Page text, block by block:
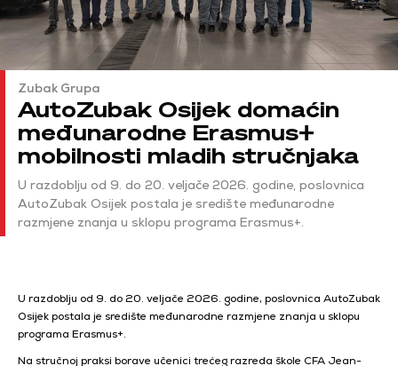
Zubak Grupa
AutoZubak Osijek domaćin
međunarodne Erasmus+
mobilnosti mladih stručnjaka
U razdoblju od 9. do 20. veljače 2026. godine, poslovnica
AutoZubak Osijek postala je središte međunarodne
razmjene znanja u sklopu programa Erasmus+.
U razdoblju od 9. do 20. veljače 2026. godine, poslovnica AutoZubak
Osijek postala je središte međunarodne razmjene znanja u sklopu
programa Erasmus+.
Na stručnoj praksi borave učenici trećeg razreda škole CFA Jean-